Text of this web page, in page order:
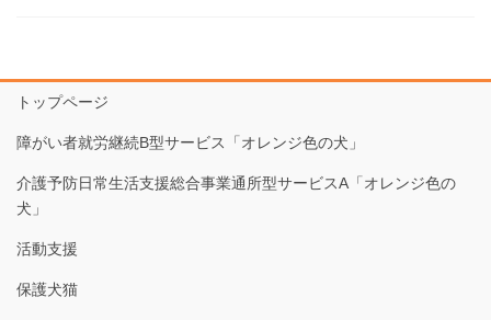
トップページ
障がい者就労継続B型サービス「オレンジ色の犬」
介護予防日常生活支援総合事業通所型サービスA「オレンジ色の
犬」
活動支援
保護犬猫